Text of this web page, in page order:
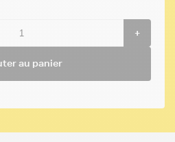
+
au panier